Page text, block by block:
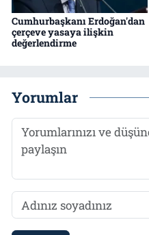
Cumhurbaşkanı Erdoğan'dan
çerçeve yasaya ilişkin
değerlendirme
Yorumlar